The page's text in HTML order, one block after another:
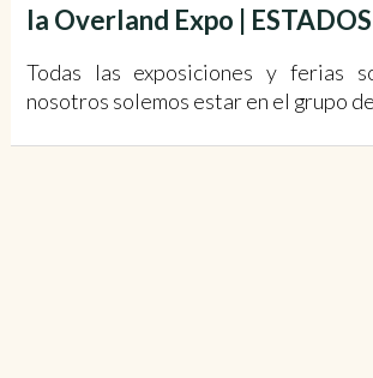
la Overland Expo |
Todas las exposiciones y ferias
nosotros solemos estar en el grupo